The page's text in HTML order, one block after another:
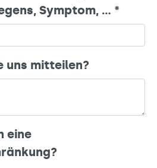
Symptom, … *
uns mitteilen?
eine